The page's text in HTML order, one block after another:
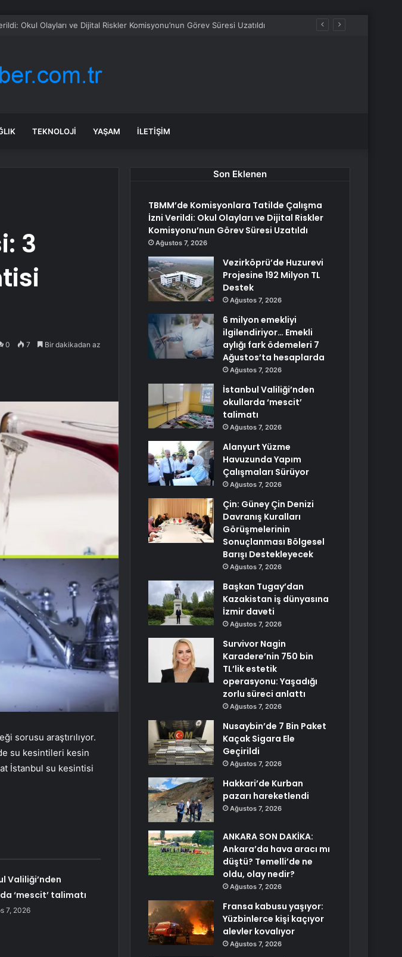
Okul Olayları ve Dijital Riskler Komisyonu’nun Görev Süresi Uzatıldı
TEKNOLOJI YAŞAM İLETIŞIM
3
0 7 Bir dakikadan az
sorusu araştırılıyor.
su kesintileri kesin
İstanbul su kesintisi
Valiliği’nden
‘mescit’ talimatı
7, 2026
Son Eklenen
TBMM’de Komisyonlara Tatilde Çalışma
İzni Verildi: Okul Olayları ve Dijital Riskler
Komisyonu’nun Görev Süresi Uzatıldı
Ağustos 7, 2026
Vezirköprü’de Huzurevi
Projesine 192 Milyon TL
Destek
Ağustos 7, 2026
6 milyon emekliyi
ilgilendiriyor… Emekli
aylığı fark ödemeleri 7
Ağustos’ta hesaplarda
Ağustos 7, 2026
İstanbul Valiliği’nden
okullarda ‘mescit’
talimatı
Ağustos 7, 2026
Alanyurt Yüzme
Havuzunda Yapım
Çalışmaları Sürüyor
Ağustos 7, 2026
Çin: Güney Çin Denizi
Davranış Kuralları
Görüşmelerinin
Sonuçlanması Bölgesel
Barışı Destekleyecek
Ağustos 7, 2026
Başkan Tugay’dan
Kazakistan iş dünyasına
İzmir daveti
Ağustos 7, 2026
Survivor Nagin
Karadere’nin 750 bin
TL’lik estetik
operasyonu: Yaşadığı
zorlu süreci anlattı
Ağustos 7, 2026
Nusaybin’de 7 Bin Paket
Kaçak Sigara Ele
Geçirildi
Ağustos 7, 2026
Hakkari’de Kurban
pazarı hareketlendi
Ağustos 7, 2026
ANKARA SON DAKİKA:
Ankara’da hava aracı mı
düştü? Temelli’de ne
oldu, olay nedir?
Ağustos 7, 2026
Fransa kabusu yaşıyor:
Yüzbinlerce kişi kaçıyor
alevler kovalıyor
Ağustos 7, 2026